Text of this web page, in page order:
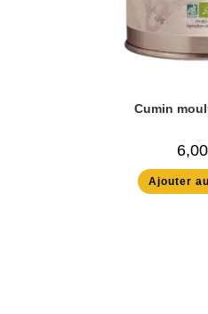
Cumin
6,00
Ajouter